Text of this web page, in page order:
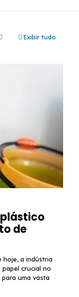
Exibir tudo
de
hoje, a indústria
crucial no
uma vasta